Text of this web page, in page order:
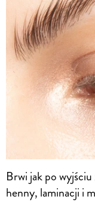
Brwi jak po
henny, laminacji i